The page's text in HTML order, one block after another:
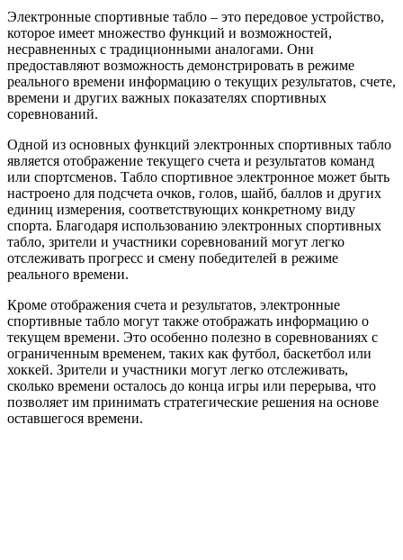
Электронные спортивные табло – это передовое устройство,
которое имеет множество функций и возможностей,
несравненных с традиционными аналогами. Они
предоставляют возможность демонстрировать в режиме
реального времени информацию о текущих результатов, счете,
времени и других важных показателях спортивных
соревнований.
Одной из основных функций электронных спортивных табло
является отображение текущего счета и результатов команд
или спортсменов. Табло спортивное электронное может быть
настроено для подсчета очков, голов, шайб, баллов и других
единиц измерения, соответствующих конкретному виду
спорта. Благодаря использованию электронных спортивных
табло, зрители и участники соревнований могут легко
отслеживать прогресс и смену победителей в режиме
реального времени.
Кроме отображения счета и результатов, электронные
спортивные табло могут также отображать информацию о
текущем времени. Это особенно полезно в соревнованиях с
ограниченным временем, таких как футбол, баскетбол или
хоккей. Зрители и участники могут легко отслеживать,
сколько времени осталось до конца игры или перерыва, что
позволяет им принимать стратегические решения на основе
оставшегося времени.